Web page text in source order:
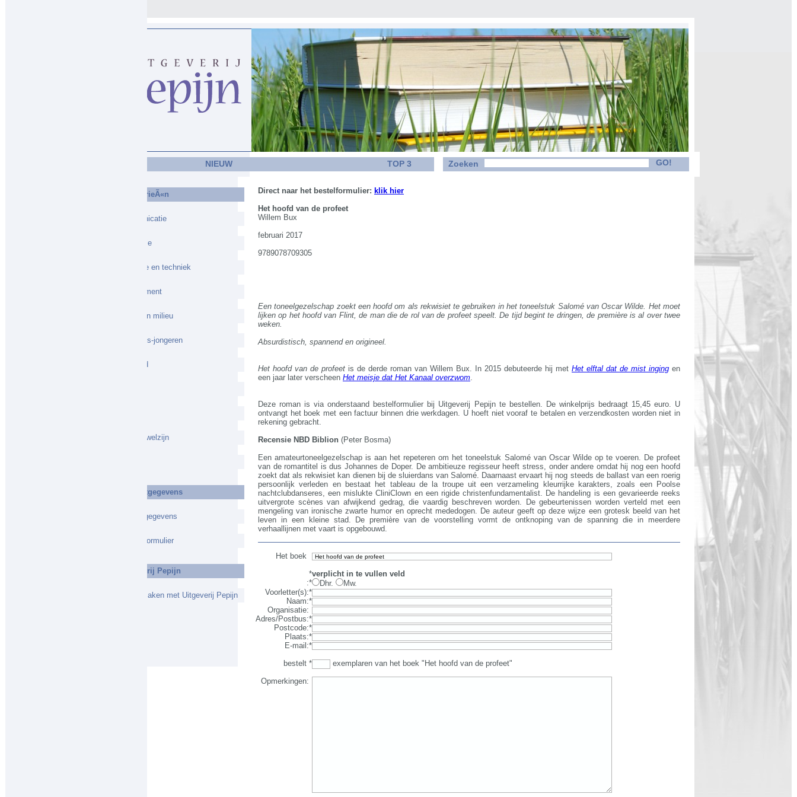
NIEUW TOP 3 Zoeken
-CategorieÃ«n
Communicatie
Economie
Innovatie en techniek
Management
Natuur en milieu
Onderwijs-jongeren
Overheid
Zorg en welzijn
-Contactgegevens
Contactgegevens
Contactformulier
-Uitgeverij Pepijn
Kennismaken met Uitgeverij Pepijn
Direct naar het bestelformulier: klik hier
Het hoofd van de profeet
Willem Bux
februari 2017
9789078709305
Een toneelgezelschap zoekt een hoofd om als rekwisiet te gebruiken in het toneelstuk Salomé van Oscar Wilde. Het moet
lijken op het hoofd van Flint, de man die de rol van de profeet speelt. De tijd begint te dringen, de première is al over twee
weken.
Absurdistisch, spannend en origineel.
Het hoofd van de profeet is de derde roman van Willem Bux. In 2015 debuteerde hij met Het elftal dat de mist inging en
een jaar later verscheen Het meisje dat Het Kanaal overzwom.
Deze roman is via onderstaand bestelformulier bij Uitgeverij Pepijn te bestellen. De winkelprijs bedraagt 15,45 euro. U
ontvangt het boek met een factuur binnen drie werkdagen. U hoeft niet vooraf te betalen en verzendkosten worden niet in
rekening gebracht.
Recensie NBD Biblion (Peter Bosma)
Een amateurtoneelgezelschap is aan het repeteren om het toneelstuk Salomé van Oscar Wilde op te voeren. De profeet
van de romantitel is dus Johannes de Doper. De ambitieuze regisseur heeft stress, onder andere omdat hij nog een hoofd
zoekt dat als rekwisiet kan dienen bij de sluierdans van Salomé. Daarnaast ervaart hij nog steeds de ballast van een roerig
persoonlijk verleden en bestaat het tableau de la troupe uit een verzameling kleurrijke karakters, zoals een Poolse
nachtclubdanseres, een mislukte CliniClown en een rigide christenfundamentalist. De handeling is een gevarieerde reeks
uitvergrote scènes van afwijkend gedrag, die vaardig beschreven worden. De gebeurtenissen worden verteld met een
mengeling van ironische zwarte humor en oprecht mededogen. De auteur geeft op deze wijze een grotesk beeld van het
leven in een kleine stad. De première van de voorstelling vormt de ontknoping van de spanning die in meerdere
verhaallijnen met vaart is opgebouwd.
Het boek
*verplicht in te vullen veld
:* Dhr.
Mw.
Voorletter(s):*
Naam:*
Organisatie:
Adres/Postbus:*
Postcode:*
Plaats:*
E-mail :*
bestelt *
exemplaren van het boek "Het hoofd van de profeet"
Opmerkingen: